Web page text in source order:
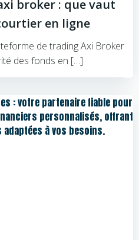
broker : que vaut
en ligne
de trading Axi Broker
des fonds en […]